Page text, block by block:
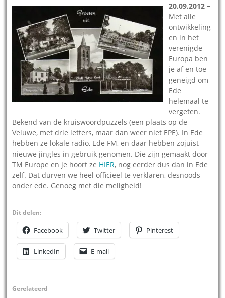
20.09.2012 –
Met alle
ontwikkeling
en in het
verenigde
Europa ben
je af en toe
geneigd om
Ede
helemaal te
vergeten.
Bekend van de kruiswoordpuzzels (een plaats op de
Veluwe, met drie letters, maar dan weer niet EPE). In Ede
hebben ze lokale radio, Ede FM, en daar hebben zojuist
nieuwe jingles in gebruik genomen. Die zijn gemaakt door
TM Europe en je hoort ze HIER, nog eerder dus dan in Ede
zelf. Dat durven we heel officieel te verklaren, desnoods
onder ede. Genoeg met die meligheid!
Dit delen:
Facebook Twitter Pinterest
LinkedIn E-mail
Gerelateerd